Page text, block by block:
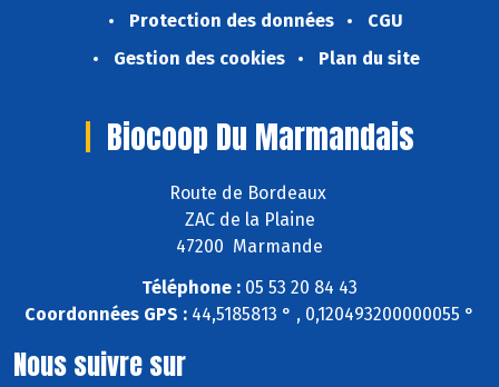
Protection des données
CGU
Gestion des cookies
Plan du site
Biocoop Du Marmandais
Route de Bordeaux
ZAC de la Plaine
47200 Marmande
Téléphone : 05 53 20 84 43
Coordonnées GPS : 44,5185813 ° , 0,120493200000055 °
Nous suivre sur